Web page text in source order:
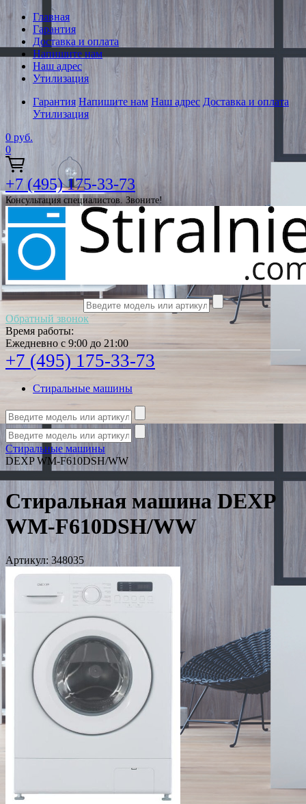
Главная
Гарантия
Доставка и оплата
Напишите нам
Наш адрес
Утилизация
Гарантия Напишите нам Наш адрес Доставка и оплата
Утилизация
0 руб.
0
+7 (495) 175-33-73
Консультация специалистов. Звоните!
Обратный звонок
Время работы:
Ежедневно с 9:00 до 21:00
+7 (495) 175-33-73
Стиральные машины
Стиральные машины
DEXP WM-F610DSH/WW
Стиральная машина DEXP
WM-F610DSH/WW
Артикул: 348035